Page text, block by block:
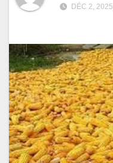
DÉC 2, 2025